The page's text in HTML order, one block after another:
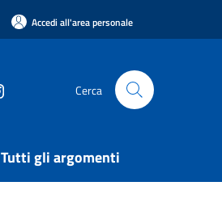
Accedi all'area personale
Cerca
Tutti gli argomenti